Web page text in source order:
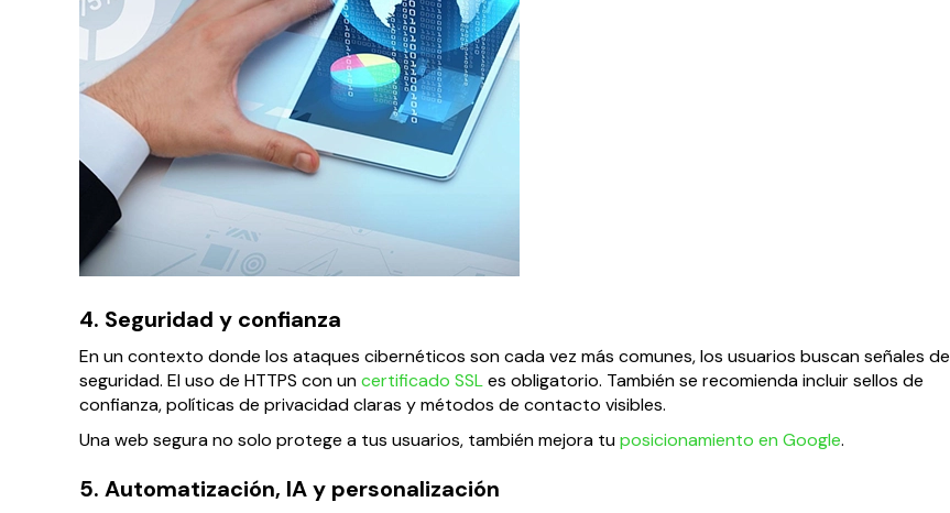
4. Seguridad y confianza
En un contexto donde los ataques cibernéticos son cada vez más comunes, los usuarios buscan señales de
seguridad. El uso de HTTPS con uncertificado SSLes obligatorio. También se recomienda incluir sellos de
confianza, políticas de privacidad claras y métodos de contacto visibles.
Una web segura no solo protege a tus usuarios, también mejora tuposicionamiento en Google.
5. Automatización, IA y personalización